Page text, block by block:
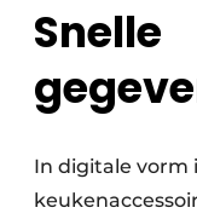
Snelle
In digitale vorm